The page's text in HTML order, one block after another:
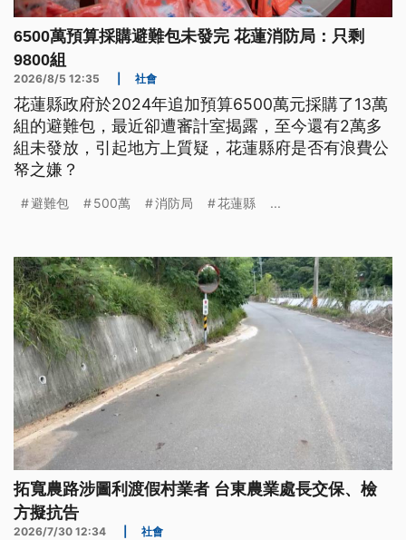
6500萬預算採購避難包未發完 花蓮消防局：只剩
9800組
2026/8/5 12:35 社會
花蓮縣政府於2024年追加預算6500萬元採購了13萬
組的避難包，最近卻遭審計室揭露，至今還有2萬多
組未發放，引起地方上質疑，花蓮縣府是否有浪費公
帑之嫌？
避難包 500萬 消防局 花蓮縣 ...
拓寬農路涉圖利渡假村業者 台東農業處長交保、檢
方擬抗告
2026/7/30 12:34 社會